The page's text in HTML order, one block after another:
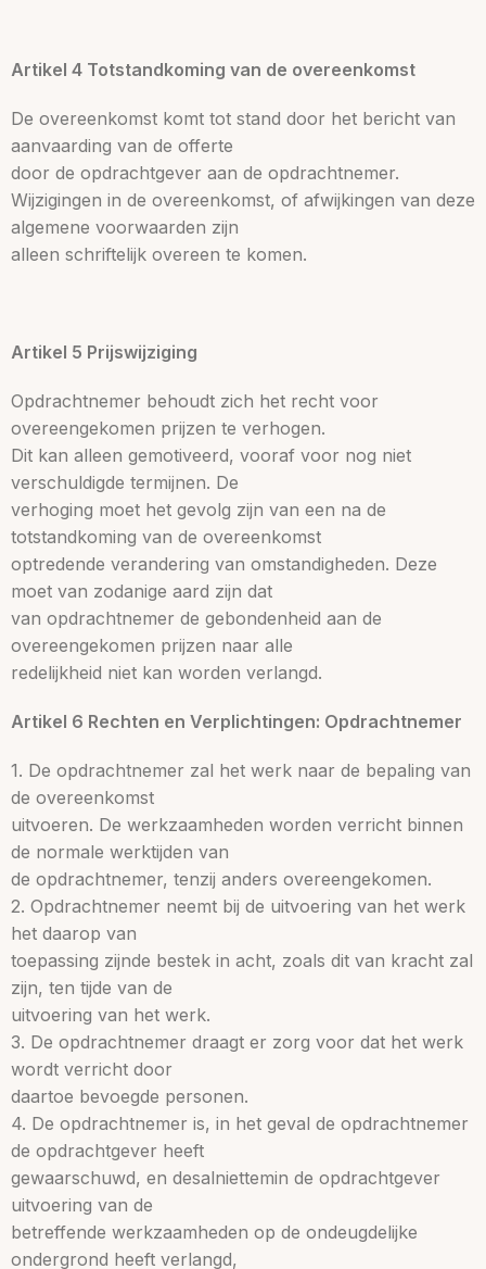
Artikel 4 Totstandkoming van de overeenkomst
De overeenkomst komt tot stand door het bericht van
aanvaarding van de offerte
door de opdrachtgever aan de opdrachtnemer.
Wijzigingen in de overeenkomst, of afwijkingen van deze
algemene voorwaarden zijn
alleen schriftelijk overeen te komen.
Artikel 5 Prijswijziging
Opdrachtnemer behoudt zich het recht voor
overeengekomen prijzen te verhogen.
Dit kan alleen gemotiveerd, vooraf voor nog niet
verschuldigde termijnen. De
verhoging moet het gevolg zijn van een na de
totstandkoming van de overeenkomst
optredende verandering van omstandigheden. Deze
moet van zodanige aard zijn dat
van opdrachtnemer de gebondenheid aan de
overeengekomen prijzen naar alle
redelijkheid niet kan worden verlangd.
Artikel 6 Rechten en Verplichtingen: Opdrachtnemer
1. De opdrachtnemer zal het werk naar de bepaling van
de overeenkomst
uitvoeren. De werkzaamheden worden verricht binnen
de normale werktijden van
de opdrachtnemer, tenzij anders overeengekomen.
2. Opdrachtnemer neemt bij de uitvoering van het werk
het daarop van
toepassing zijnde bestek in acht, zoals dit van kracht zal
zijn, ten tijde van de
uitvoering van het werk.
3. De opdrachtnemer draagt er zorg voor dat het werk
wordt verricht door
daartoe bevoegde personen.
4. De opdrachtnemer is, in het geval de opdrachtnemer
de opdrachtgever heeft
gewaarschuwd, en desalniettemin de opdrachtgever
uitvoering van de
betreffende werkzaamheden op de ondeugdelijke
ondergrond heeft verlangd,